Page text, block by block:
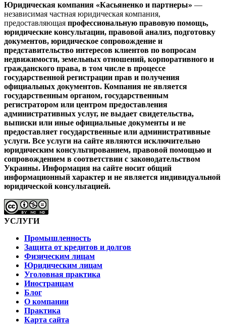
Юридическая компания «Касьяненко и партнеры» —
независимая частная юридическая компания,
предоставляющая профессиональную правовую помощь,
юридические консультации, правовой анализ, подготовку
документов, юридическое сопровождение и
представительство интересов клиентов по вопросам
недвижимости, земельных отношений, корпоративного и
гражданского права, в том числе в процессе
государственной регистрации прав и получения
официальных документов. Компания не является
государственным органом, государственным
регистратором или центром предоставления
административных услуг, не выдает свидетельства,
выписки или иные официальные документы и не
предоставляет государственные или административные
услуги. Все услуги на сайте являются исключительно
юридическим консультированием, правовой помощью и
сопровождением в соответствии с законодательством
Украины. Информация на сайте носит общий
информационный характер и не является индивидуальной
юридической консультацией.
УСЛУГИ
Промышленность
Защита от кредитов и долгов
Физическим лицам
Юридическим лицам
Уголовная практика
Иностранцам
Блог
О компании
Практика
Карта сайта